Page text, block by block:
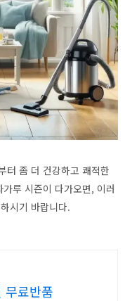
터 좀 더 건강하고 쾌적한
루 시즌이 다가오면, 이러
시기 바랍니다.
무료반품